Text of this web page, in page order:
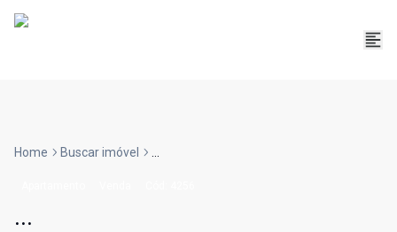
Home Buscar imóvel ...
...